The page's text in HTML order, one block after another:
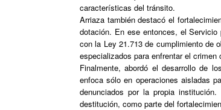
características del tránsito.
Arriaza también destacó el
dotación. En ese entonces, el
con la Ley 21.713 de cumplimiento de
especializados para enfrentar el crimen
Finalmente, abordó el desarrollo de
enfoca sólo en operaciones aisladas
denunciados por la propia
destitución, como parte del